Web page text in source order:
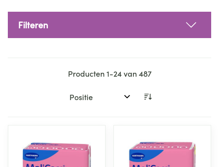
Filteren
Producten1-24van487
Sorteer op: